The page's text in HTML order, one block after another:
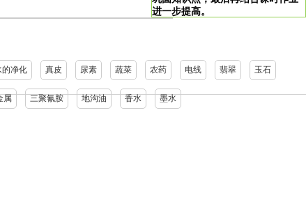
进一步提高。
的净化 真皮 尿素 蔬菜 农药 电线 翡翠 玉石
属 三聚氰胺 地沟油 香水 墨水